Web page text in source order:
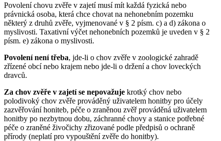
Povolení chovu zvěře v zajetí musí mít každá fyzická nebo
právnická osoba, která chce chovat na nehonebním pozemku
některý z druhů zvěře, vyjmenované v § 2 písm. c) a d) zákona o
myslivosti. Taxativní výčet nehonebních pozemků je uveden v § 2
písm. e) zákona o myslivosti.
Povolení není třeba, jde-li o chov zvěře v zoologické zahradě
zřízené obcí nebo krajem nebo jde-li o držení a chov loveckých
dravců.
Za chov zvěře v zajetí se nepovažuje krotký chov nebo
polodivoký chov zvěře prováděný uživatelem honitby pro účely
zazvěřování honiteb, péče o zraněnou zvěř prováděná uživatelem
honitby po nezbytnou dobu, záchranné chovy a stanice potřebné
péče o zraněné živočichy zřizované podle předpisů o ochraně
přírody (neplatí pro vypouštění zvěře do honitby).